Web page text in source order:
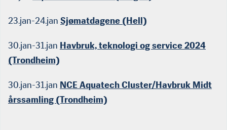
23.jan-24.jan Sjømatdagene (Hell)
30.jan-31.jan Havbruk, teknologi og service 2024
(Trondheim)
30.jan-31.jan NCE Aquatech Cluster/Havbruk Midt
årssamling (Trondheim)